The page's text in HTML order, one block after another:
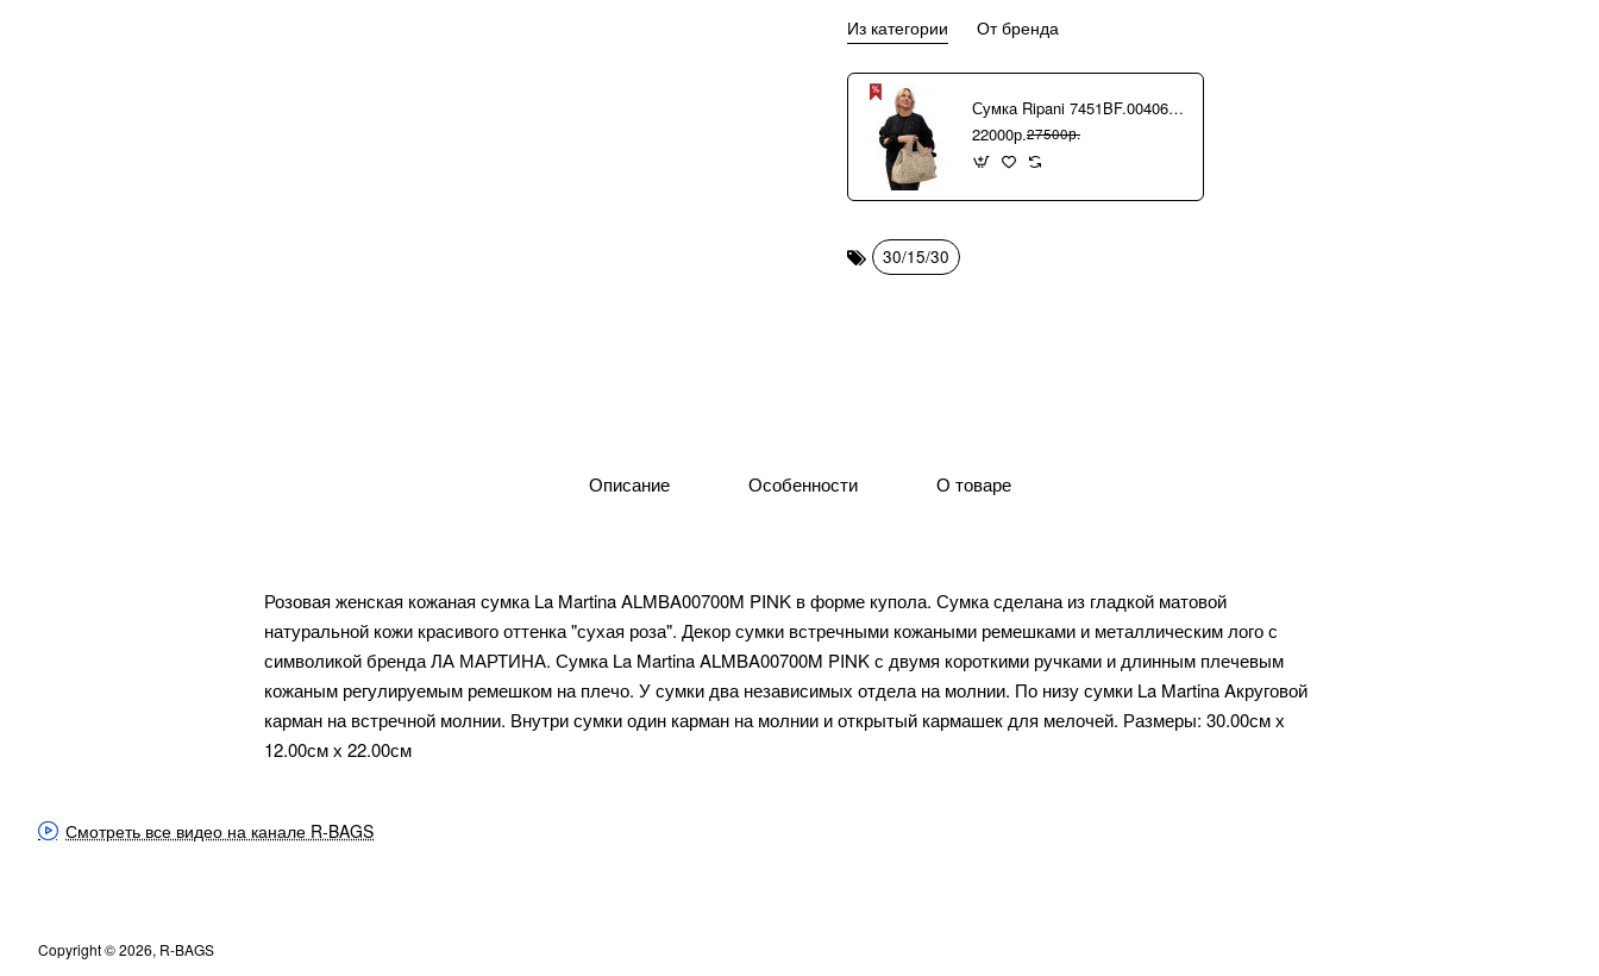
Из категории От бренда
Сумка Ripani 7451BF.00406 Ecru/Sabbia
22000р.27500р.
30/15/30
Описание Особенности О товаре
Розовая женская кожаная сумка La Martina ALMBA00700M PINK в форме купола. Сумка сделана из гладкой матовой
натуральной кожи красивого оттенка "сухая роза". Декор сумки встречными кожаными ремешками и металлическим лого с
символикой бренда ЛА МАРТИНА. Сумка La Martina ALMBA00700M PINK с двумя короткими ручками и длинным плечевым
кожаным регулируемым ремешком на плечо. У сумки два независимых отдела на молнии. По низу сумки La Martina Aкруговой
карман на встречной молнии. Внутри сумки один карман на молнии и открытый кармашек для мелочей. Размеры: 30.00см х
12.00см х 22.00см
Смотреть все видео на канале R-BAGS
Copyright © 2026, R-BAGS